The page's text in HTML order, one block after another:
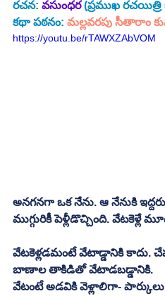
రచన: వసుంధర (ప్రముఖ రచయిత్రి
కథా పఠనం: మల్లవరపు సీతారాం
https://youtu.be/rTAWXZAbVOM
అనగనగా ఒక నేను. ఆ నేనుకి
వేటకెళ్లడమంటే వేటాడ్డానికి కాదు.
బాణాల తాకిడితో వేటాడబడ్డానికి.
వేటంటే అడవికి వెళ్లాలిగా-